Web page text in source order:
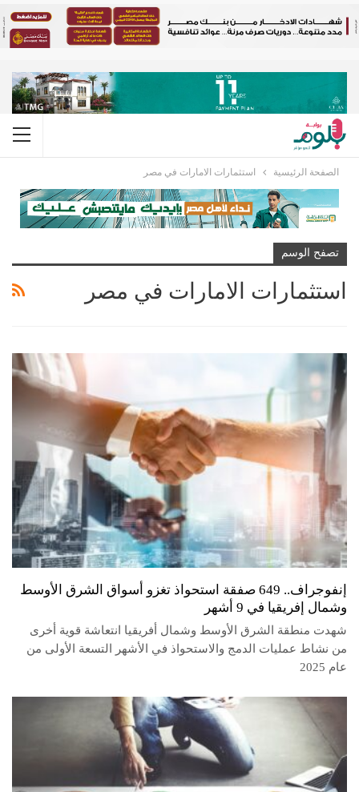
الصفحة الرئيسية استثمارات الامارات في مصر
تصفح الوسم
استثمارات الامارات في مصر
إنفوجراف.. 649 صفقة استحواذ تغزو أسواق الشرق الأوسط
وشمال إفريقيا في 9 أشهر
شهدت منطقة الشرق الأوسط وشمال أفريقيا انتعاشة قوية أخرى
من نشاط عمليات الدمج والاستحواذ في الأشهر التسعة الأولى من
عام 2025